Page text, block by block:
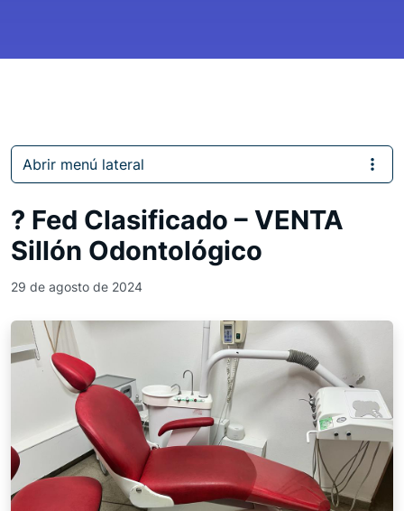
? Fed Clasificado – VENTA
Sillón Odontológico
29 de agosto de 2024
Abrir menú lateral